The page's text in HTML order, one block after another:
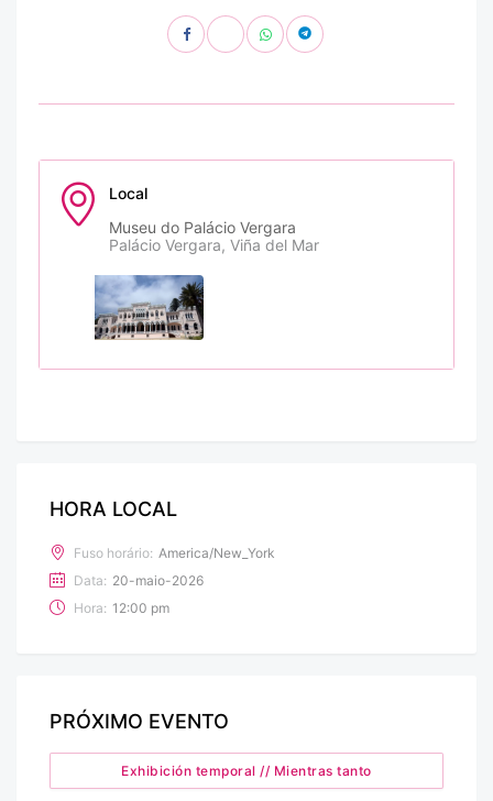
Local
Museu do Palácio Vergara
Palácio Vergara, Viña del Mar
HORA LOCAL
Fuso horário: America/New_York
Data: 20-maio-2026
Hora: 12:00 pm
PRÓXIMO EVENTO
Exhibición temporal // Mientras tanto